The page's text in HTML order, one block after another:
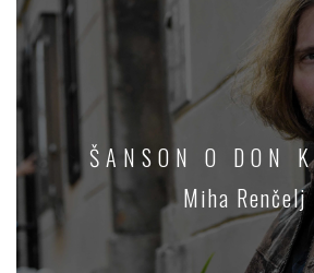
ŠANSON O DON
Miha Renčelj